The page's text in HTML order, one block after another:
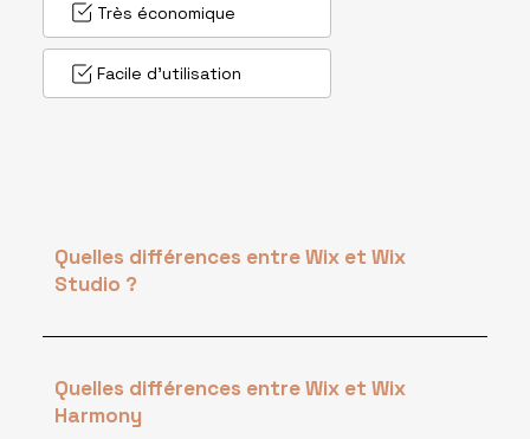
Très économique
Facile d'utilisation
Quelles différences entre Wix et Wix
Studio ?
Quelles différences entre Wix et Wix
Harmony